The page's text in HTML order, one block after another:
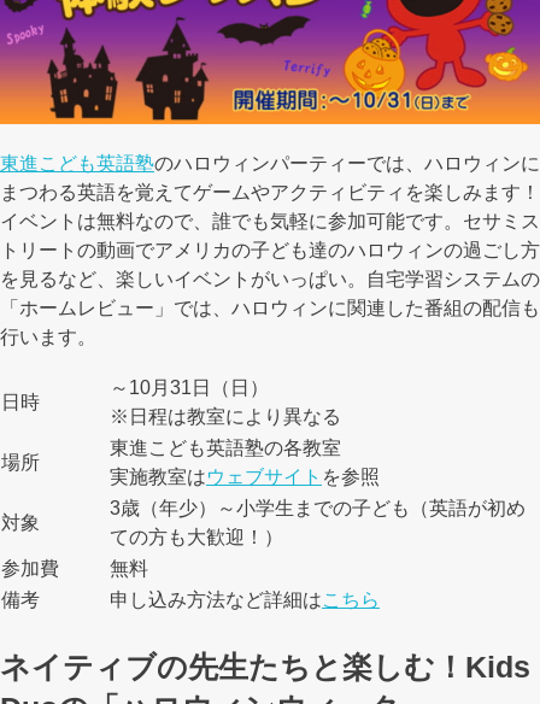
東進こども英語塾のハロウィンパーティーでは、ハロウィンに
まつわる英語を覚えてゲームやアクティビティを楽しみます！
イベントは無料なので、誰でも気軽に参加可能です。セサミス
トリートの動画でアメリカの子ども達のハロウィンの過ごし方
を見るなど、楽しいイベントがいっぱい。自宅学習システムの
「ホームレビュー」では、ハロウィンに関連した番組の配信も
行います。
日時
～10月31日（日）
※日程は教室により異なる
場所
東進こども英語塾の各教室
実施教室はウェブサイト を参照
対象
3歳（年少）～小学生までの子ども（英語が初め
ての方も大歓迎！）
参加費
無料
備考
申し込み方法など詳細は こちら
ネイティブの先生たちと楽しむ！Kids